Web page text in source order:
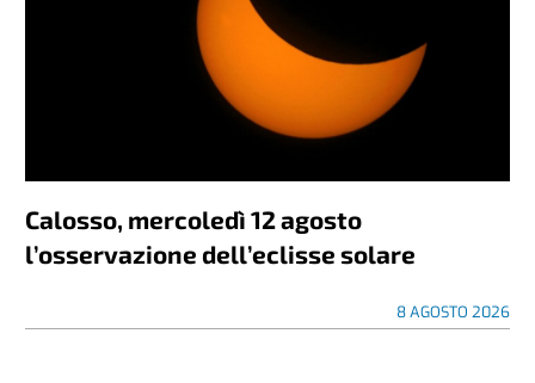
Calosso, mercoledì 12 agosto
l’osservazione dell’eclisse solare
8 AGOSTO 2026